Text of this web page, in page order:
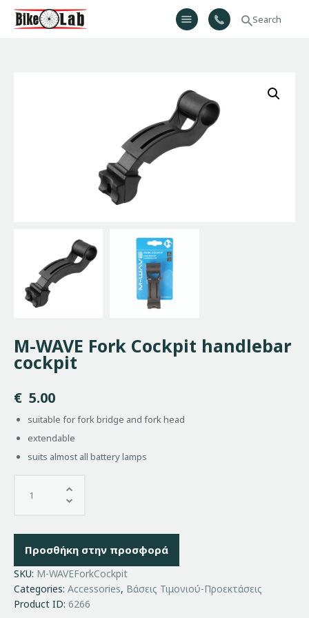
Bikelab
Σχετικά Με Εμάς
Υπηρεσίες
Gallery
Επικοινωνία
H λίστα μου
M-WAVE Fork Cockpit handlebar
cockpit
€ 5.00
suitable for fork bridge and fork head
extendable
suits almost all battery lamps
Προσθήκη στην προσφορά
SKU: M-WAVEForkCockpit
Categories: Accessories, Βάσεις Τιμονιού-Προεκτάσεις
Product ID: 6266